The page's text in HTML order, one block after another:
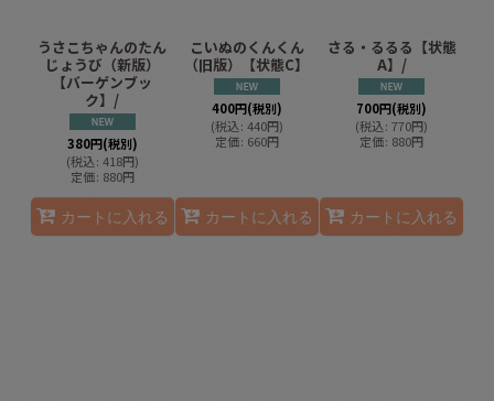
うさこちゃんのたん
じょうび（新版）
【バーゲンブッ
ク】/
380円(税別)
(税込: 418円)
定価: 880円
カートに入れる
こいぬのくんくん
（旧版）【状態C】
400円(税別)
(税込: 440円)
定価: 660円
カートに入れる
さる・るるる【状態
A】/
700円(税別)
(税込: 770円)
定価: 880円
カートに入れる